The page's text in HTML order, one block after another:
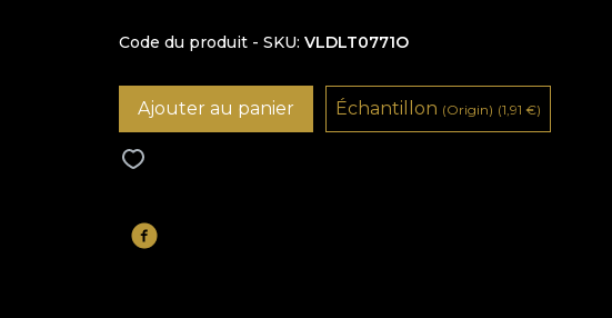
Code du produit - SKU VLDLT0771O
Ajouter au panier Échantillon (Origin) (1,91€)